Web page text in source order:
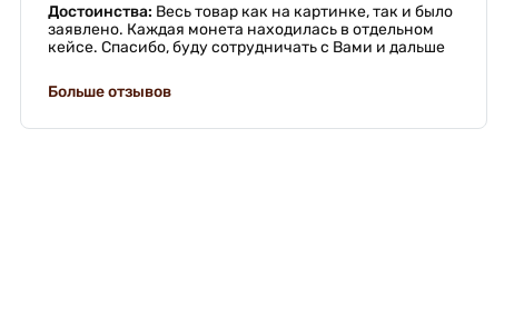
Достоинства: Весь товар как на картинке, так и было
заявлено. Каждая монета находилась в отдельном
кейсе. Спасибо, буду сотрудничать с Вами и дальше
Больше отзывов